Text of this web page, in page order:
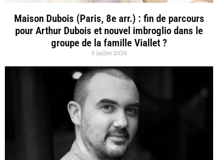
Maison Dubois (Paris, 8e arr.) : fin de parcours
pour Arthur Dubois et nouvel imbroglio dans le
groupe de la famille Viallet ?
6 juillet 2026